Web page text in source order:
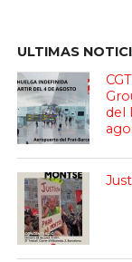
ULTIMAS
del